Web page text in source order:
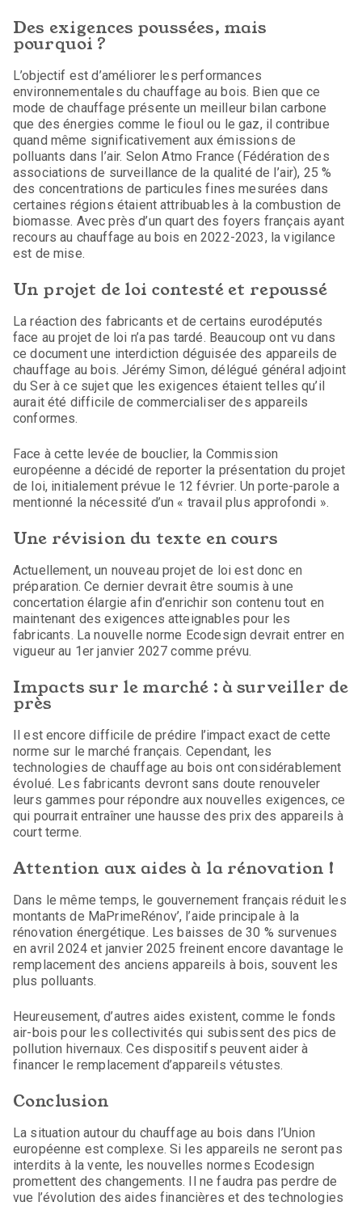
Des exigences poussées, mais
pourquoi ?
L’objectif est d’améliorer les performances
environnementales du chauffage au bois. Bien que ce
mode de chauffage présente un meilleur bilan carbone
que des énergies comme le fioul ou le gaz, il contribue
quand même significativement aux émissions de
polluants dans l’air. Selon Atmo France (Fédération des
associations de surveillance de la qualité de l’air), 25 %
des concentrations de particules fines mesurées dans
certaines régions étaient attribuables à la combustion de
biomasse. Avec près d’un quart des foyers français ayant
recours au chauffage au bois en 2022-2023, la vigilance
est de mise.
Un projet de loi contesté et repoussé
La réaction des fabricants et de certains eurodéputés
face au projet de loi n’a pas tardé. Beaucoup ont vu dans
ce document une interdiction déguisée des appareils de
chauffage au bois. Jérémy Simon, délégué général adjoint
du Ser à ce sujet que les exigences étaient telles qu’il
aurait été difficile de commercialiser des appareils
conformes.
Face à cette levée de bouclier, la Commission
européenne a décidé de reporter la présentation du projet
de loi, initialement prévue le 12 février. Un porte-parole a
mentionné la nécessité d’un « travail plus approfondi ».
Une révision du texte en cours
Actuellement, un nouveau projet de loi est donc en
préparation. Ce dernier devrait être soumis à une
concertation élargie afin d’enrichir son contenu tout en
maintenant des exigences atteignables pour les
fabricants. La nouvelle norme Ecodesign devrait entrer en
vigueur au 1er janvier 2027 comme prévu.
Impacts sur le marché : à surveiller de
près
Il est encore difficile de prédire l’impact exact de cette
norme sur le marché français. Cependant, les
technologies de chauffage au bois ont considérablement
évolué. Les fabricants devront sans doute renouveler
leurs gammes pour répondre aux nouvelles exigences, ce
qui pourrait entraîner une hausse des prix des appareils à
court terme.
Attention aux aides à la rénovation !
Dans le même temps, le gouvernement français réduit les
montants de MaPrimeRénov’, l’aide principale à la
rénovation énergétique. Les baisses de 30 % survenues
en avril 2024 et janvier 2025 freinent encore davantage le
remplacement des anciens appareils à bois, souvent les
plus polluants.
Heureusement, d’autres aides existent, comme le fonds
air-bois pour les collectivités qui subissent des pics de
pollution hivernaux. Ces dispositifs peuvent aider à
financer le remplacement d’appareils vétustes.
Conclusion
La situation autour du chauffage au bois dans l’Union
européenne est complexe. Si les appareils ne seront pas
interdits à la vente, les nouvelles normes Ecodesign
promettent des changements. Il ne faudra pas perdre de
vue l’évolution des aides financières et des technologies